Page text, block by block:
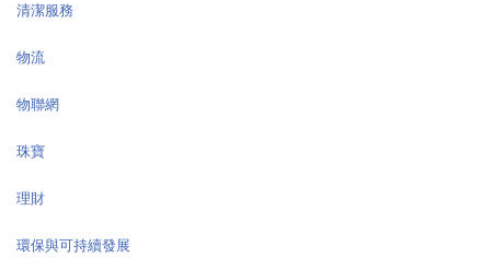
清潔服務
物流
物聯網
珠寶
理財
環保與可持續發展